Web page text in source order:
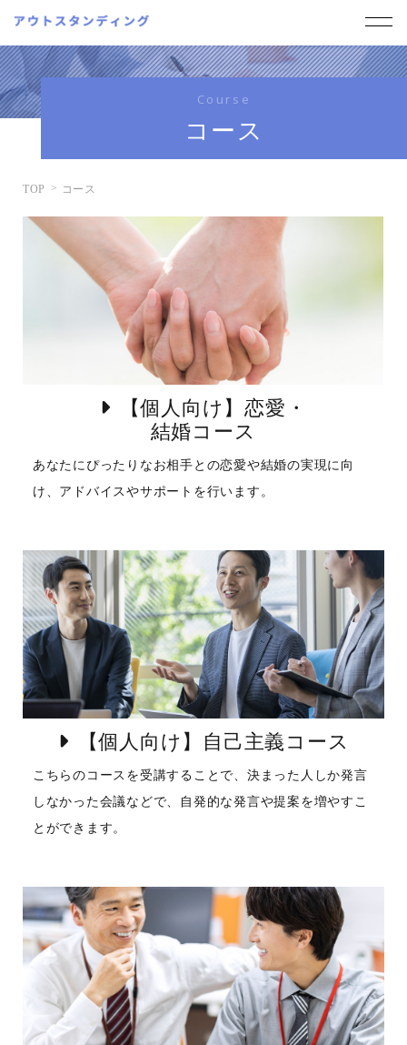
Course
コース
TOP コース
【個人向け】恋愛・
結婚コース
あなたにぴったりなお相手との恋愛や結婚の実現に向
け、アドバイスやサポートを行います。
【個人向け】自己主義コース
こちらのコースを受講することで、決まった人しか発言
しなかった会議などで、自発的な発言や提案を増やすこ
とができます。